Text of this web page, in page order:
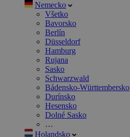
Nemecko
Všetko
Bavorsko
Berlín
Düsseldorf
Hamburg
Rujana
Sasko
Schwarzwald
Bádensko-Württembersko
Durínsko
Hesensko
Dolné Sasko
…
Holandsko